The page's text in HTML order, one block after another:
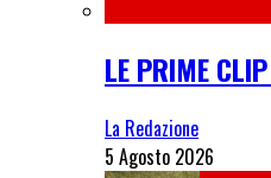
LE PRIME
La Redazione
5 Agosto 2026